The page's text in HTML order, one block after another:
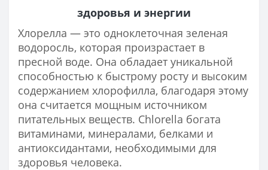
здоровья и энергии
Хлорелла — это одноклеточная зеленая
водоросль, которая произрастает в
пресной воде. Она обладает уникальной
способностью к быстрому росту и высоким
содержанием хлорофилла, благодаря этому
она считается мощным источником
питательных веществ. Chlorella богата
витаминами, минералами, белками и
антиоксидантами, необходимыми для
здоровья человека.